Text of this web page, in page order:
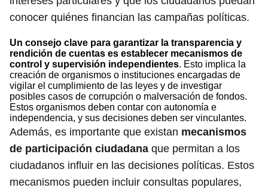
conocer quiénes financian las campañas políticas.
Un consejo clave para garantizar la transparencia y
rendición de cuentas es establecer mecanismos de
control y supervisión independientes. Esto implica la
creación de organismos o instituciones encargadas de
vigilar el cumplimiento de las leyes y de investigar
posibles casos de corrupción o malversación de fondos.
Estos organismos deben contar con autonomía e
independencia, y sus decisiones deben ser vinculantes.
Además, es importante que existan mecanismos
de participación ciudadana que permitan a los
ciudadanos influir en las decisiones políticas. Estos
mecanismos pueden incluir consultas populares,